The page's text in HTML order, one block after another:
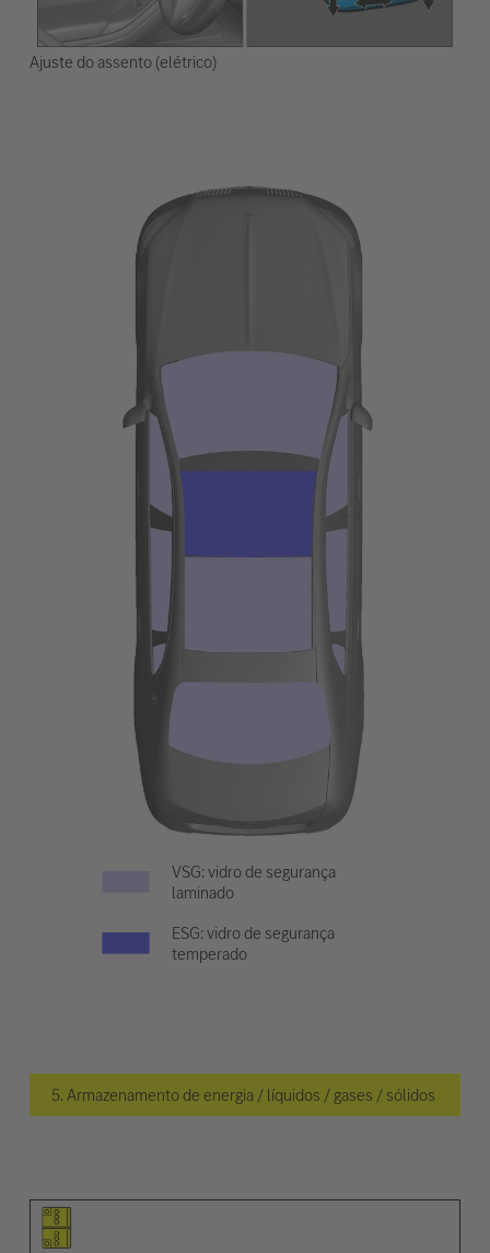
Ajuste do assento (elétrico)
VSG: vidro de segurança
laminado
ESG: vidro de segurança
temperado
5. Armazenamento de energia / líquidos / gases / sólidos
Pictograma do elemento
Pictogramas de advertências